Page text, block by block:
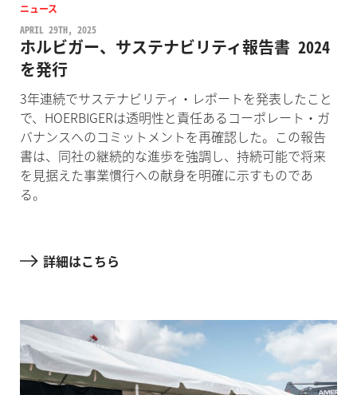
ニュース
APRIL 29TH, 2025
ホルビガー、サステナビリティ報告書 2024
を発行
3年連続でサステナビリティ・レポートを発表したこと
で、HOERBIGERは透明性と責任あるコーポレート・ガ
バナンスへのコミットメントを再確認した。この報告
書は、同社の継続的な進歩を強調し、持続可能で将来
を見据えた事業慣行への献身を明確に示すものであ
る。
詳細はこちら